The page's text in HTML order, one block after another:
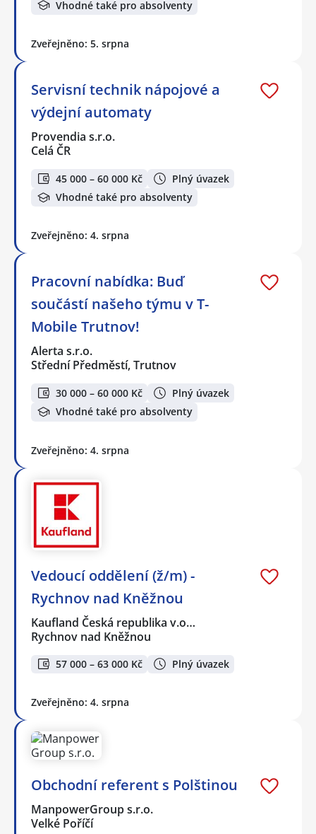
Vhodné také pro absolventy
Zveřejněno: 5. srpna
Servisní technik nápojové a
výdejní automaty
Provendia s.r.o.
Celá ČR
45 000 – 60 000 Kč
Plný úvazek
Vhodné také pro absolventy
Zveřejněno: 4. srpna
Pracovní nabídka: Buď
součástí našeho týmu v T-
Mobile Trutnov!
Alerta s.r.o.
Střední Předměstí, Trutnov
30 000 – 60 000 Kč
Plný úvazek
Vhodné také pro absolventy
Zveřejněno: 4. srpna
Vedoucí oddělení (ž/m) -
Rychnov nad Kněžnou
Kaufland Česká republika v.o…
Rychnov nad Kněžnou
57 000 – 63 000 Kč Plný úvazek
Zveřejněno: 4. srpna
Obchodní referent s Polštinou
ManpowerGroup s.r.o.
Velké Poříčí